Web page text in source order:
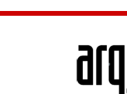
Skip to main content